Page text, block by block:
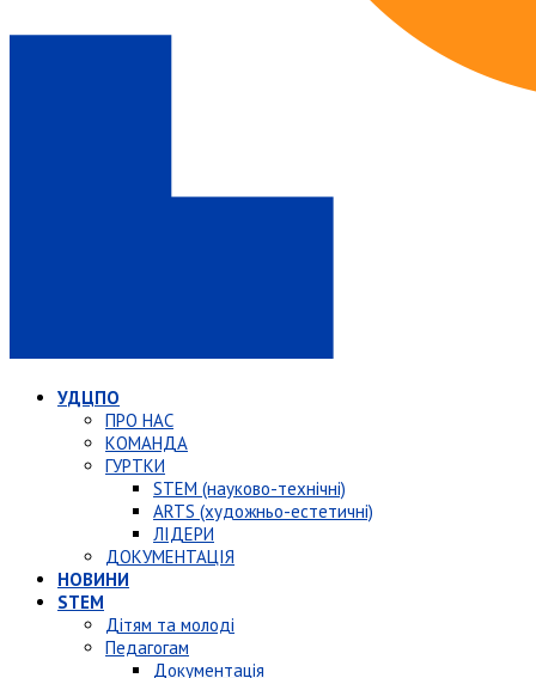
УДЦПО
ПРО НАС
КОМАНДА
ГУРТКИ
STEM (науково-технічні)
ARTS (художньо-естетичні)
ЛІДЕРИ
ДОКУМЕНТАЦІЯ
НОВИНИ
STEM
Дітям та молоді
Педагогам
Документація